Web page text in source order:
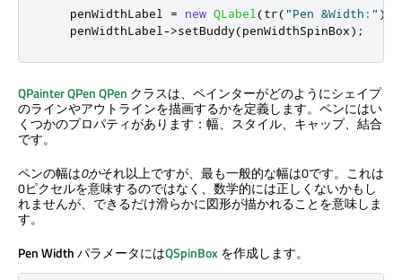
    penWidthLabel
= new QLabel(tr("Pen &Width:" ));
    penWidthLabel
->setBuddy(penWidthSpinBox);
QPainterQPenQPen クラスは、ペインターがどのようにシェイプ
のラインやアウトラインを描画するかを定義します。ペンにはい
くつかのプロパティがあります：幅、スタイル、キャップ、結合
です。
ペンの幅は0かそれ以上ですが、最も一般的な幅は0です。これは
0ピクセルを意味するのではなく、数学的には正しくないかもし
れませんが、できるだけ滑らかに図形が描かれることを意味しま
す。
Pen WidthパラメータにはQSpinBox を作成します。